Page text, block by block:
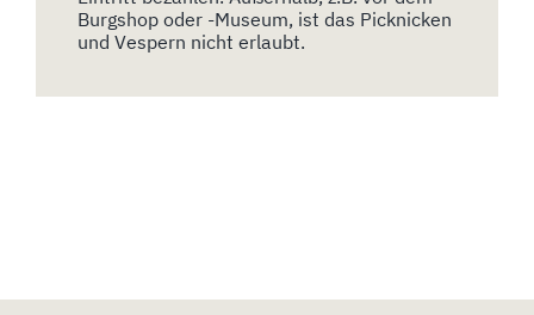
Burgshop oder -Museum, ist das Picknicken
und Vespern nicht erlaubt.